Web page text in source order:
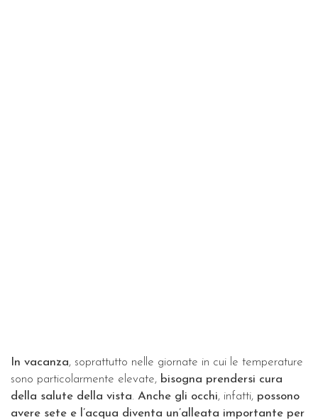
In vacanza, soprattutto nelle giornate in cui le temperature
sono particolarmente elevate, bisogna prendersi cura
della salute della vista. Anche gli occhi, infatti, possono
avere sete e l’acqua diventa un’alleata importante per